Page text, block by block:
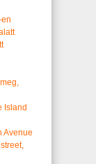
Island
Avenue